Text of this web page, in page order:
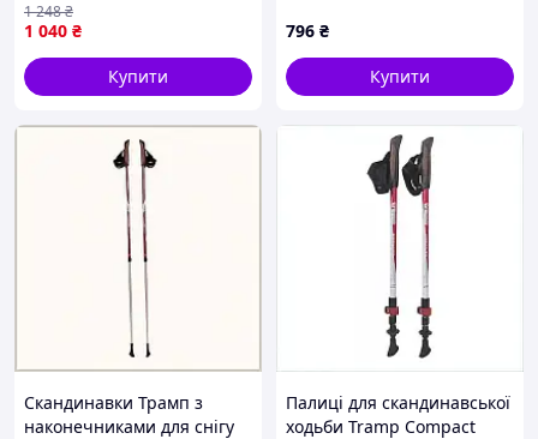
Lykke 80-135 см
Black/Green (пара) Nes22/Q
1 040 ₴
1 248₴
Купити
7013 63-135см чорний
796 ₴
Купити
Скандинавки Трамп з
наконечниками для снігу
Палиці для скандинавської
ходьби Tramp Compact